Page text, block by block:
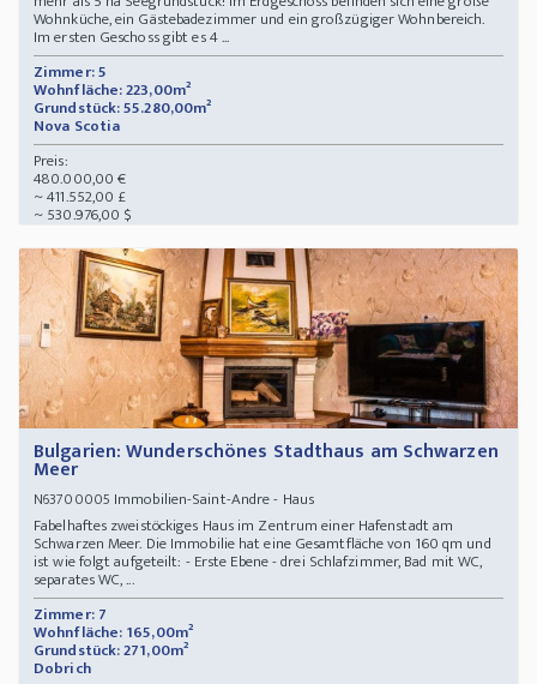
Wohnküche, ein Gästebadezimmer und ein großzügiger Wohnbereich.
Im ersten Geschoss gibt es 4 ...
Zimmer: 5
Wohnfläche: 223,00m²
Grundstück: 55.280,00m²
Nova Scotia
Preis:
480.000,00 €
~ 411.552,00 £
~ 530.976,00 $
Bulgarien: Wunderschönes Stadthaus am Schwarzen
Meer
N63700005 Immobilien-Saint-Andre - Haus
Fabelhaftes zweistöckiges Haus im Zentrum einer Hafenstadt am
Schwarzen Meer. Die Immobilie hat eine Gesamtfläche von 160 qm und
ist wie folgt aufgeteilt: - Erste Ebene - drei Schlafzimmer, Bad mit WC,
separates WC, ...
Zimmer: 7
Wohnfläche: 165,00m²
Grundstück: 271,00m²
Dobrich